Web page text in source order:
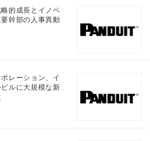
的成長とイノベ
幹部の人事異動
レーション、イ
ルに大規模な新